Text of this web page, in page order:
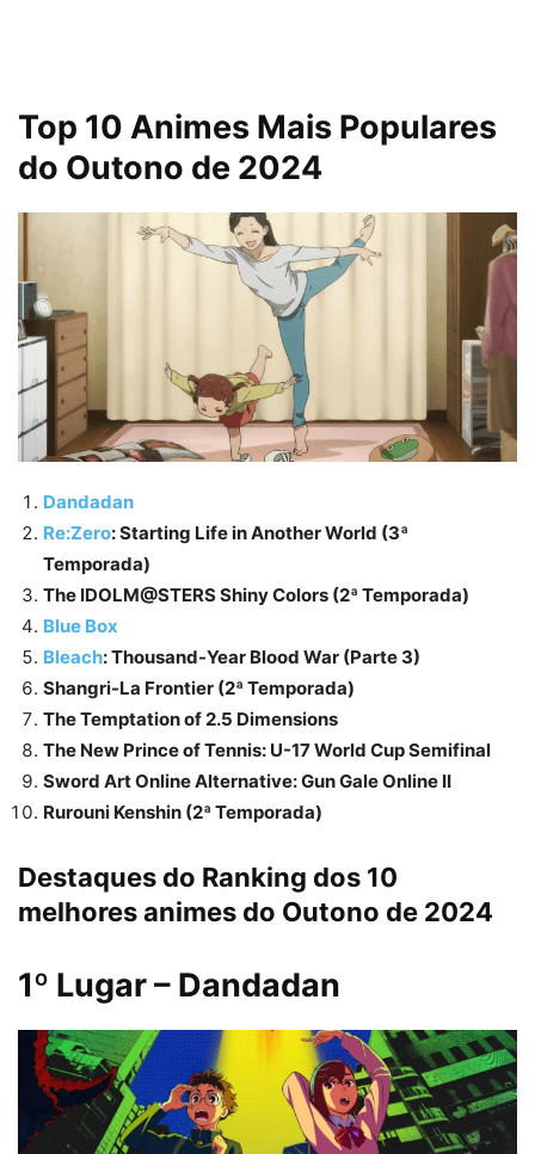
Top 10 Animes Mais Populares
do Outono de 2024
Dandadan
Re:Zero: Starting Life in Another World (3ª
Temporada)
The IDOLM@STERS Shiny Colors (2ª Temporada)
Blue Box
Bleach: Thousand-Year Blood War (Parte 3)
Shangri-La Frontier (2ª Temporada)
The Temptation of 2.5 Dimensions
The New Prince of Tennis: U-17 World Cup Semifinal
Sword Art Online Alternative: Gun Gale Online II
Rurouni Kenshin (2ª Temporada)
Destaques do Ranking dos 10
melhores animes do Outono de 2024
1º Lugar – Dandadan